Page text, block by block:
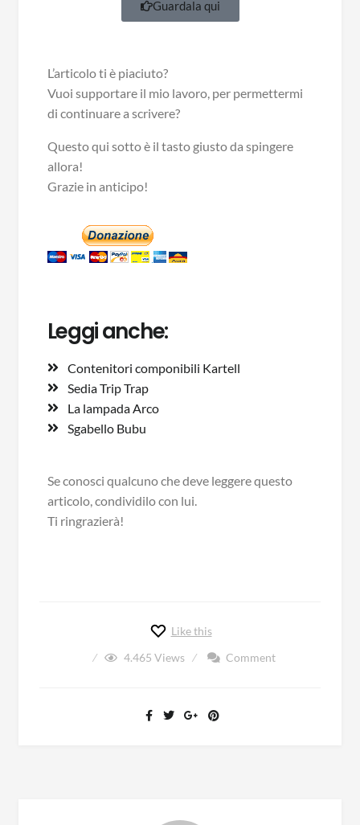
Guardala qui
L’articolo ti è piaciuto?
Vuoi supportare il mio lavoro, per permettermi
di continuare a scrivere?
Questo qui sotto è il tasto giusto da spingere
allora!
Grazie in anticipo!
Leggi anche:
Contenitori componibili Kartell
Sedia Trip Trap
La lampada Arco
Sgabello Bubu
Se conosci qualcuno che deve leggere questo
articolo, condividilo con lui.
Ti ringrazierà!
Like this
4.465 Views Comment